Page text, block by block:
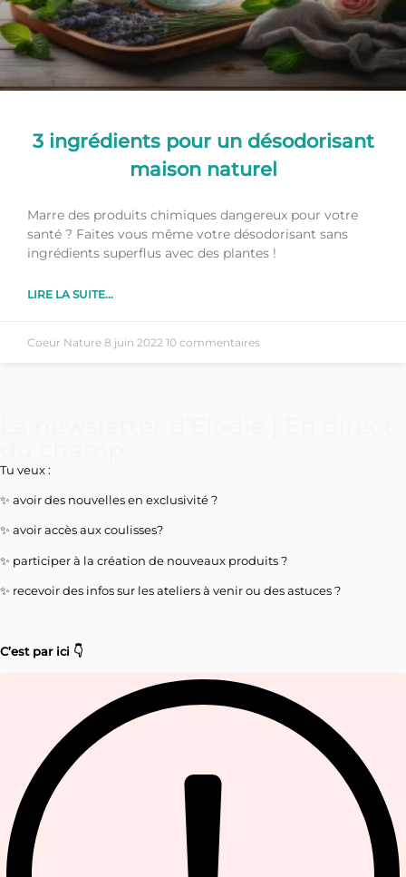
3 ingrédients pour un désodorisant
maison naturel
Marre des produits chimiques dangereux pour votre
santé ? Faites vous même votre désodorisant sans
ingrédients superflus avec des plantes !
LIRE LA SUITE...
Coeur Nature 8 juin 2022 10 commentaires
Tu veux :
✨ avoir des nouvelles en exclusivité ?
✨ avoir accès aux coulisses?
✨ participer à la création de nouveaux produits ?
✨ recevoir des infos sur les ateliers à venir ou des astuces ?
C’est par ici 👇